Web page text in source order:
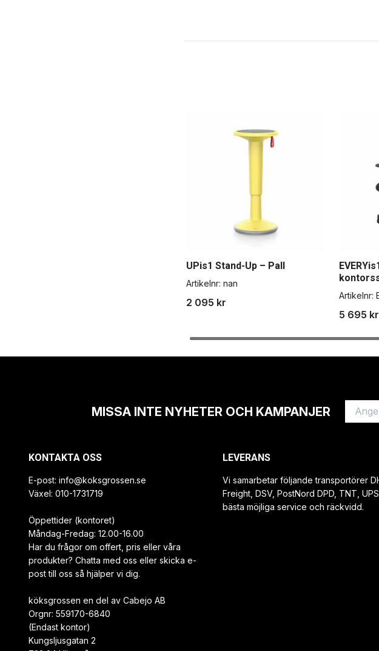
UPis1 Stand-Up – Pall
Artikelnr: nan
2 095 kr
Artikelnr:
5 695 kr
MISSA INTE NYHETER OCH KAMPANJER
KONTAKTA OSS
E-post: info@koksgrossen.se
Växel: 010-1731719
Öppettider (kontoret)
Måndag-Fredag: 12.00-16.00
Har du frågor om offert, pris eller våra
produkter? Chatta med oss eller skicka e-
post till oss så hjälper vi dig.
köksgrossen en del av Cabejo AB
Orgnr: 559170-6840
(Endast kontor)
Kungsljusgatan 2
LEVERANS
Vi samarbetar följande transportörer
Freight, DSV, PostNord DPD, TNT,
bästa möjliga service och räckvidd.